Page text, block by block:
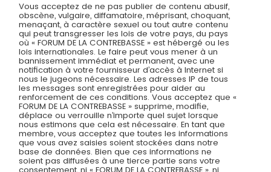
Vous acceptez de ne pas publier de contenu abusif,
obscène, vulgaire, diffamatoire, méprisant, choquant,
menaçant, à caractère sexuel ou tout autre contenu
qui peut transgresser les lois de votre pays, du pays
où « FORUM DE LA CONTREBASSE » est hébergé ou les
lois internationales. Le faire peut vous mener à un
bannissement immédiat et permanent, avec une
notification à votre fournisseur d’accès à Internet si
nous le jugeons nécessaire. Les adresses IP de tous
les messages sont enregistrées pour aider au
renforcement de ces conditions. Vous acceptez que «
FORUM DE LA CONTREBASSE » supprime, modifie,
déplace ou verrouille n’importe quel sujet lorsque
nous estimons que cela est nécessaire. En tant que
membre, vous acceptez que toutes les informations
que vous avez saisies soient stockées dans notre
base de données. Bien que ces informations ne
soient pas diffusées à une tierce partie sans votre